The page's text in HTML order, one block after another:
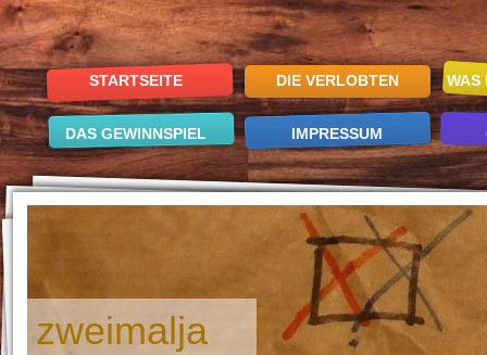
STARTSEITE DIE VERLOBTEN WAS
DAS GEWINNSPIEL IMPRESSUM
zweimalja